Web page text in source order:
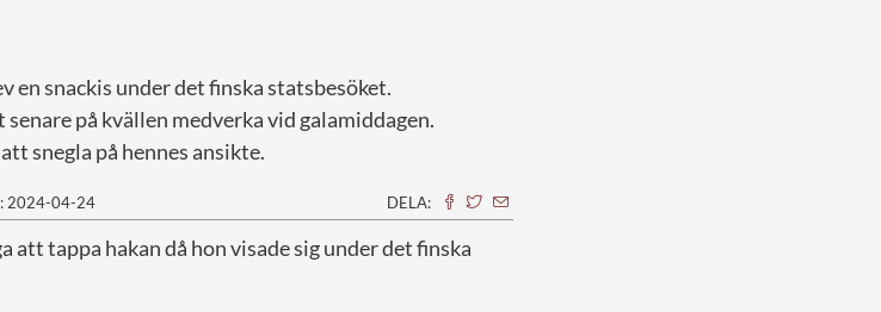
en snackis under det finska statsbesöket.
på kvällen medverka vid galamiddagen.
snegla på hennes ansikte.
2024-04-24 DELA:
att tappa hakan då hon visade sig under det finska